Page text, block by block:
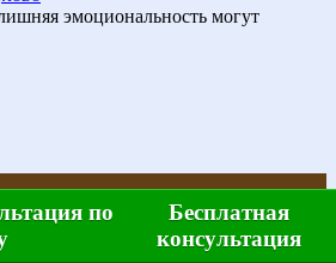
эмоциональность могут
и психиатрии "Рука помощи"
Бесплатная
консультация